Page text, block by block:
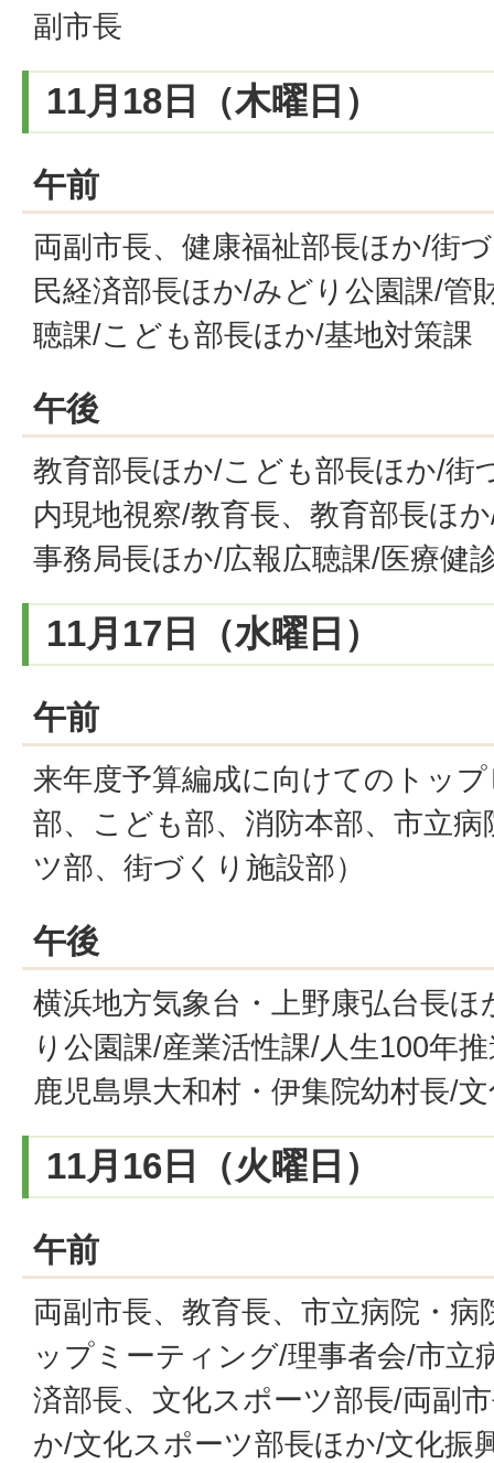
副市長
11月18日（木曜日）
午前
両副市長、健康福祉部長ほか/街
民経済部長ほか/みどり公園課/管
聴課/こども部長ほか/基地対策課
午後
教育部長ほか/こども部長ほか/街
内現地視察/教育長、教育部長ほ
事務局長ほか/広報広聴課/医療健
11月17日（水曜日）
午前
来年度予算編成に向けてのトッ
部、こども部、消防本部、市立
ツ部、街づくり施設部）
午後
横浜地方気象台・上野康弘台長
り公園課/産業活性課/人生100年
鹿児島県大和村・伊集院幼村長/
11月16日（火曜日）
午前
両副市長、教育長、市立病院・
ップミーティング/理事者会/市立
済部長、文化スポーツ部長/両副
か/文化スポーツ部長ほか/文化振